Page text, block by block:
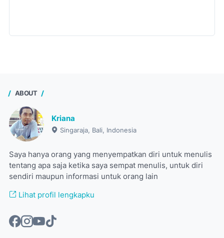
ABOUT
Kriana
Singaraja, Bali, Indonesia
Saya hanya orang yang menyempatkan diri untuk menulis
tentang apa saja ketika saya sempat menulis, untuk diri
sendiri maupun informasi untuk orang lain
Lihat profil lengkapku